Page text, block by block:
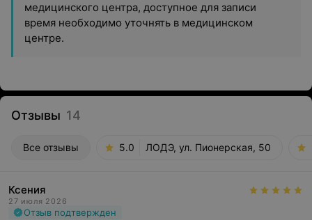
медицинского центра, доступное для записи
время необходимо уточнять в медицинском
центре.
Отзывы 14
Все отзывы 5.0 ЛОДЭ, ул. Пионерская, 50
Ксения
27 июля 2026
Отзыв подтвержден